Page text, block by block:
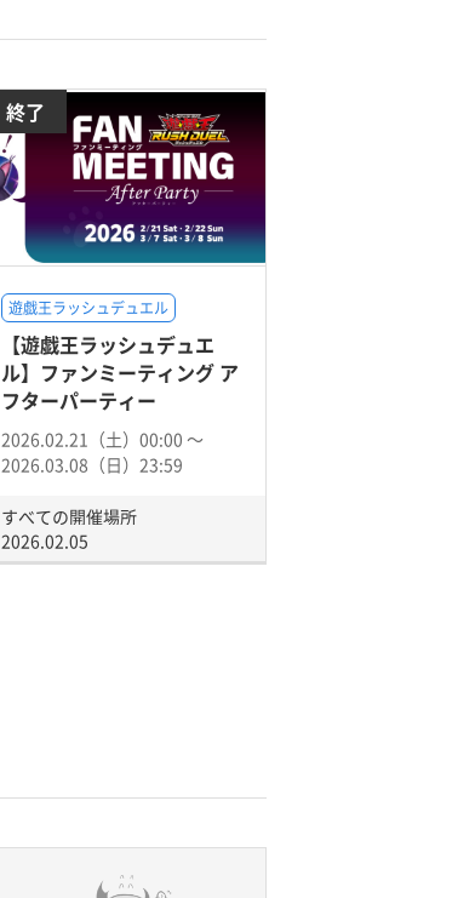
終了
遊戯王ラッシュデュエル
【遊戯王ラッシュデュエ
ル】ファンミーティング ア
フターパーティー
2026.02.21（土）00:00 〜
2026.03.08（日）23:59
すべての開催場所
2026.02.05